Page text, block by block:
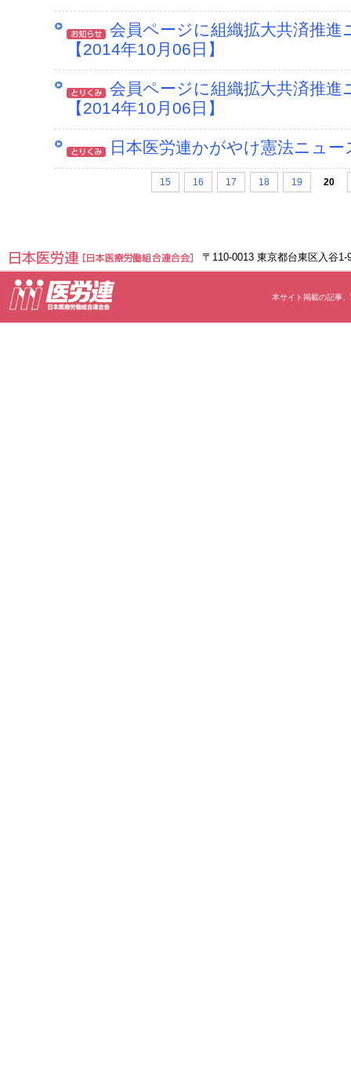
会員ページに組織拡大共済推
【2014年10月06日】
会員ページに組織拡大共済推
【2014年10月06日】
日本医労連かがやけ憲法ニュ
15 16 17 18 19 20
〒110-0013 東京都台東区入谷
本サイト掲載の記事